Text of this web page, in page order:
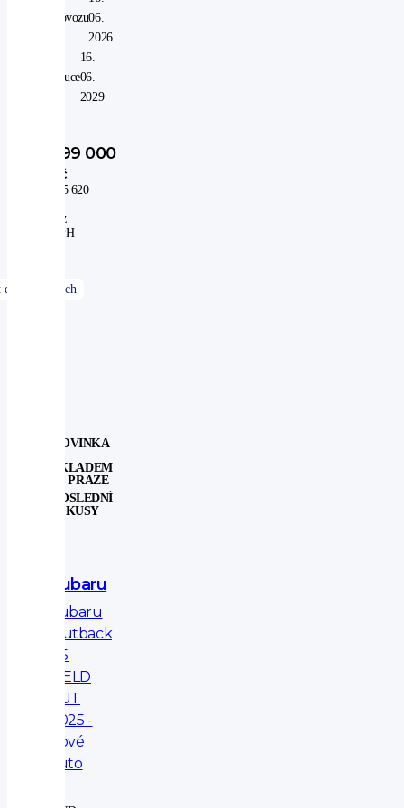
provozu06.
2026
záruce
16.
06.
2029
999 000
Kč
825 620
bez
DPH
Subaru
Subaru
Outback
2.5
FIELD
AUT
2025 -
nové
auto
NOVINKA
SKLADEM
V PRAZE
POSLEDNÍ
KUSY